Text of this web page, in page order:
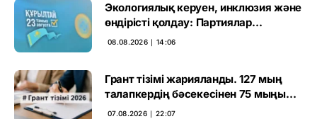
Экологиялық керуен, инклюзия және
өндірісті қолдау: Партиялар
өңірлерде қандай мәселе көтерді
08.08.2026 ∣ 14:06
Грант тізімі жарияланды. 127 мың
талапкердің бәсекесінен 75 мыңы
өтті
07.08.2026 ∣ 22:07